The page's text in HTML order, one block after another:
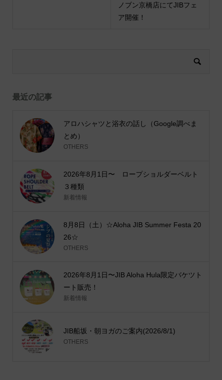
ノブン京橋店にてJIBフェ
ア開催！
最近の記事
アロハシャツと浴衣の話し（Google調べま
とめ）
OTHERS
2026年8月1日〜 ロープショルダーベルト
３種類
新着情報
8月8日（土）☆Aloha JIB Summer Festa 20
26☆
OTHERS
2026年8月1日〜JIB Aloha Hula限定バケツト
ート販売！
新着情報
JIB船坂・朝ヨガのご案内(2026/8/1)
OTHERS